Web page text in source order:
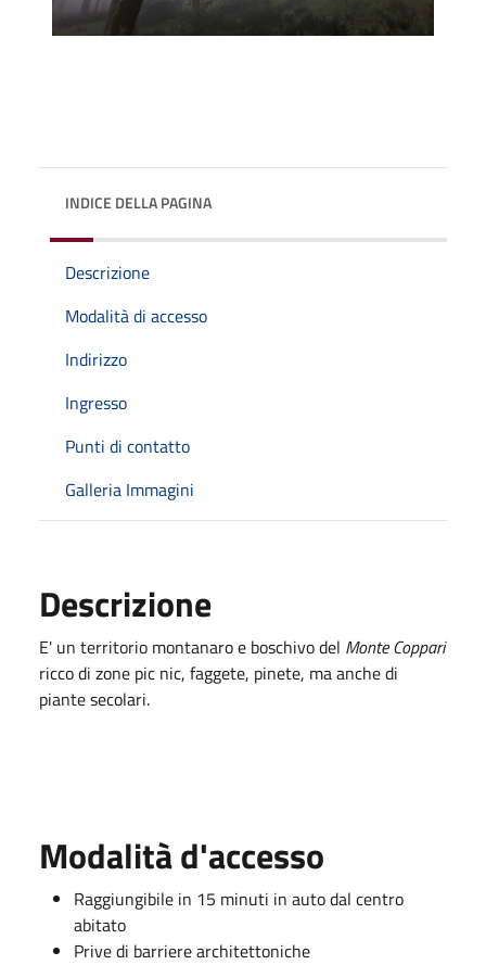
INDICE DELLA PAGINA
Descrizione
Modalità di accesso
Indirizzo
Ingresso
Punti di contatto
Galleria Immagini
Descrizione
E' un territorio montanaro e boschivo del Monte Coppari
ricco di zone pic nic, faggete, pinete, ma anche di
piante secolari.
Modalità d'accesso
Raggiungibile in 15 minuti in auto dal centro
abitato
Prive di barriere architettoniche